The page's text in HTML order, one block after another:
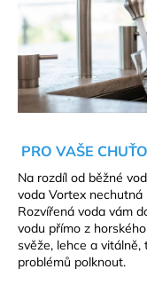
PRO VAŠE
Na rozdíl od běžné
voda Vortex nechutná
Rozvířená voda vám
vodu přímo z
svěže, lehce a
problémů polknout.